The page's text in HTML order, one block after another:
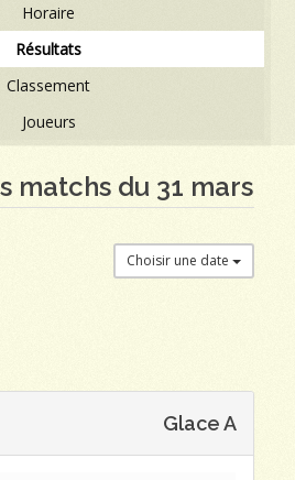
Horaire
Résultats
Classement
Joueurs
matchs du 31 mars
Choisir une date
Glace A